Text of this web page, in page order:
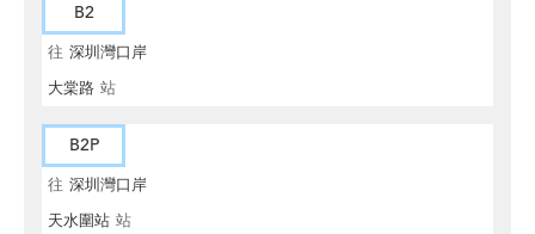
B2
往 深圳灣口岸
大棠路 站
B2P
往 深圳灣口岸
天水圍站 站